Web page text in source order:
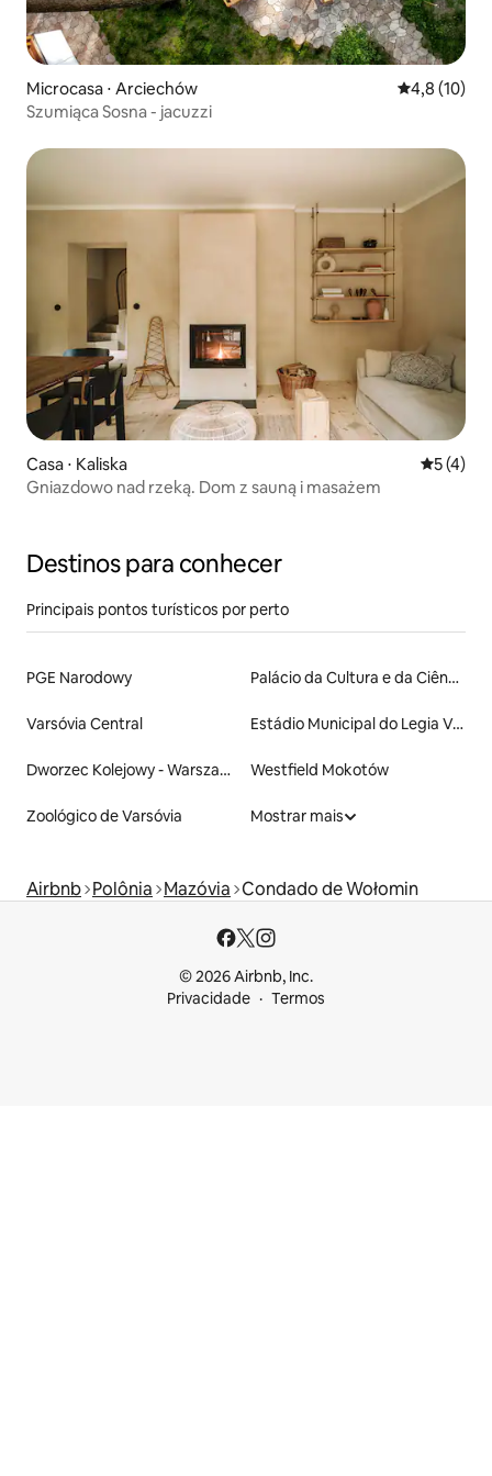
Microcasa ⋅ Arciechów 4,8 de uma
4,8 (10)
Szumiąca Sosna - jacuzzi
Casa ⋅ Kaliska 5 de
5 (4)
Gniazdowo nad rzeką. Dom z sauną i masażem
Destinos para conhecer
Principais pontos turísticos por perto
PGE Narodowy Palácio da Cultura e da Ciência
Varsóvia Central Estádio Municipal do Legia Varsóvia de Marechal Józef Piłsudski
Dworzec Kolejowy - Warszawa Centralna Westfield Mokotów
Zoológico de Varsóvia Mostrar mais
Airbnb Polônia Mazóvia Condado de Wołomin
© 2026 Airbnb, Inc.
Privacidade
Termos